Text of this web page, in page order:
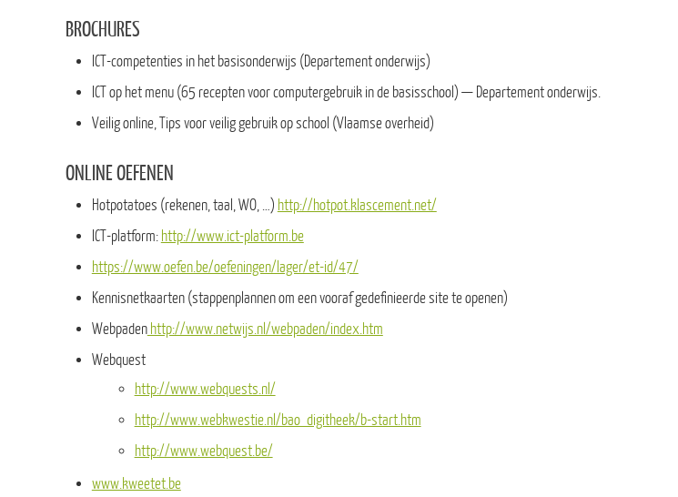
BROCHURES
ICT-competenties in het basisonderwijs (Departement onderwijs)
ICT op het menu (65 recepten voor computergebruik in de basisschool) — Departement onderwijs.
Veilig online, Tips voor veilig gebruik op school (Vlaamse overheid)
ONLINE OEFENEN
Hotpotatoes (rekenen, taal, WO, …) http://hotpot.klascement.net/
ICT-platform: http://www.ict-platform.be
https://www.oefen.be/oefeningen/lager/et-id/47/
Kennisnetkaarten (stappenplannen om een vooraf gedefinieerde site te openen)
Webpadenhttp://www.netwijs.nl/webpaden/index.htm
Webquest
http://www.webquests.nl/
http://www.webkwestie.nl/bao_digitheek/b-start.htm
http://www.webquest.be/
www.kweetet.be